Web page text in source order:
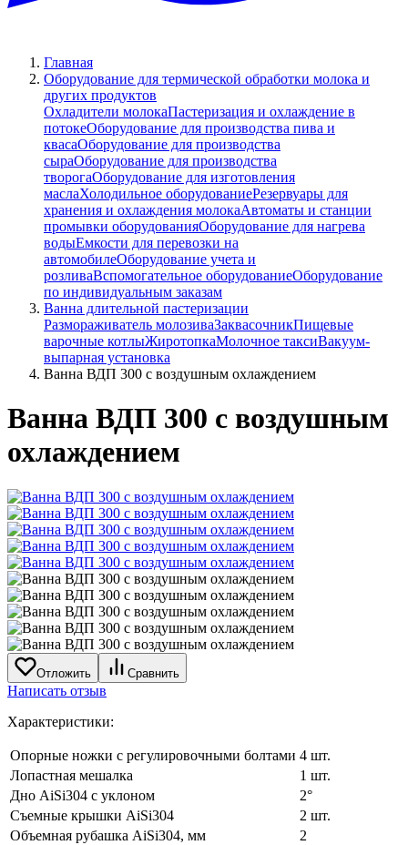
Главная
Оборудование для термической обработки молока и
других продуктов
Охладители молокаПастеризация и охлаждение в
потокеОборудование для производства пива и
квасаОборудование для производства
сыраОборудование для производства
творогаОборудование для изготовления
маслаХолодильное оборудованиеРезервуары для
хранения и охлаждения молокаАвтоматы и станции
промывки оборудованияОборудование для нагрева
водыЕмкости для перевозки на
автомобилеОборудование учета и
розливаВспомогательное оборудованиеОборудование
по индивидуальным заказам
Ванна длительной пастеризации
Размораживатель молозиваЗаквасочникПищевые
варочные котлыЖиротопкаМолочное таксиВакуум-
выпарная установка
Ванна ВДП 300 с воздушным охлаждением
Ванна ВДП 300 с воздушным
охлаждением
Отложить Сравнить
Написать отзыв
Характеристики:
Опорные ножки с регулировочными болтами 4 шт.
Лопастная мешалка
1 шт.
Дно AiSi304 с уклоном
2°
Съемные крышки AiSi304
2 шт.
Объемная рубашка AiSi304, мм
2